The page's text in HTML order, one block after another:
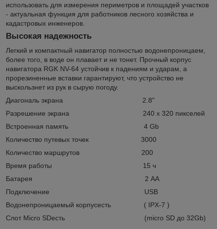
использовать для измерения периметров и площадей участков
- актуальная функция для работников лесного хозяйства и
кадастровых инженеров.
Высокая надежность
Легкий и компактный навигатор полностью водонепроницаем,
более того, в воде он плавает и не тонет. Прочный корпус
навигатора RGK NV-64 устойчив к падениям и ударам, а
прорезиненные вставки гарантируют, что устройство не
выскользнет из рук в сырую погоду.
Диагональ экрана 2.8"
Разрешение экрана 240 х 320 пикселей
Встроенная память 4 Gb
Количество путевых точек 3000
Количество маршрутов 200
Время работы 15 ч
Батарея 2 АА
Подключение USB
Водонепроницаемый корпусесть ( IPX-7 )
Слот Micro SDесть (micro SD до 32Gb)